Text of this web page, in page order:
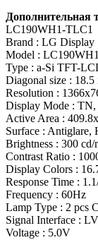
Дополнительная
LC190WH1-TLC1
Brand : LG Display
Model :
Type : a-Si TFT-
Diagonal size : 18.5
Resolution :
Display Mode : TN,
Active Area :
Surface : Antiglare,
Brightness : 300 cd/
Contrast Ratio :
Display Colors :
Response Time :
Frequency : 60Hz
Lamp Type : 2 pcs
Signal Interface :
Voltage : 5.0V